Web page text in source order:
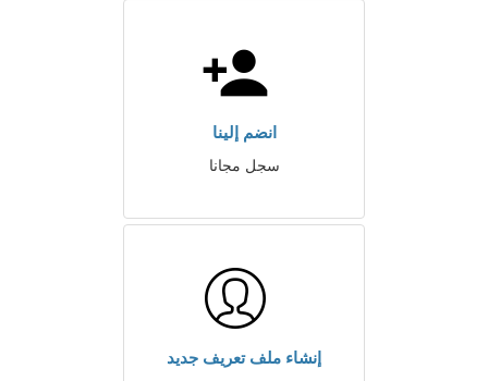
انضم إلينا
سجل مجانا
إنشاء ملف تعريف جديد